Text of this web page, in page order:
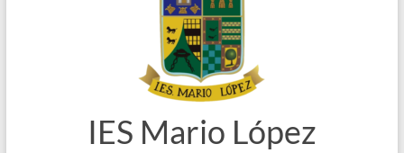
IES Mario López